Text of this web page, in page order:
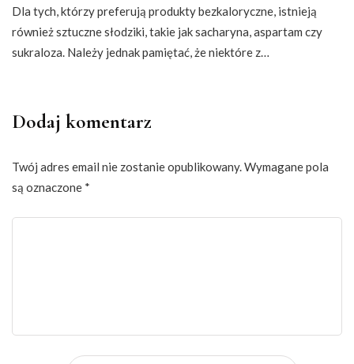
Dla tych, którzy preferują produkty bezkaloryczne, istnieją
również sztuczne słodziki, takie jak sacharyna, aspartam czy
sukraloza. Należy jednak pamiętać, że niektóre z…
Dodaj komentarz
Twój adres email nie zostanie opublikowany.Wymagane pola
są oznaczone *